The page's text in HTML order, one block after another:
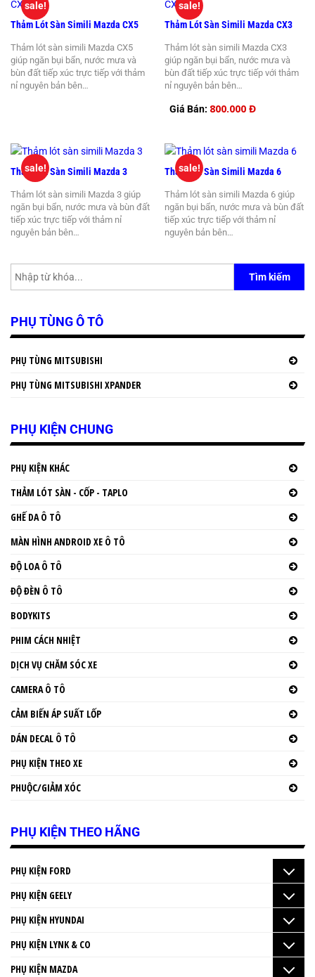
Thảm Lót Sàn Simili Mazda CX5
Thảm lót sàn simili Mazda CX5
giúp ngăn bụi bẩn, nước mưa và
bùn đất tiếp xúc trực tiếp với thảm
nỉ nguyên bản bên…
sale!
Thảm Lót Sàn Simili Mazda CX3
Thảm lót sàn simili Mazda CX3
giúp ngăn bụi bẩn, nước mưa và
bùn đất tiếp xúc trực tiếp với thảm
nỉ nguyên bản bên…
Giá Bán: 800.000 Đ
sale!
Thảm Lót Sàn Simili Mazda 3
Thảm lót sàn simili Mazda 3 giúp
ngăn bụi bẩn, nước mưa và bùn đất
tiếp xúc trực tiếp với thảm nỉ
nguyên bản bên…
sale! Thảm Lót Sàn Simili Mazda 6
Thảm lót sàn simili Mazda 6 giúp
ngăn bụi bẩn, nước mưa và bùn đất
tiếp xúc trực tiếp với thảm nỉ
nguyên bản bên…
sale!
Tìm kiếm
PHỤ TÙNG Ô TÔ
PHỤ TÙNG MITSUBISHI
PHỤ TÙNG MITSUBISHI XPANDER
PHỤ KIỆN CHUNG
PHỤ KIỆN KHÁC
THẢM LÓT SÀN - CỐP - TAPLO
GHẾ DA Ô TÔ
MÀN HÌNH ANDROID XE Ô TÔ
ĐỘ LOA Ô TÔ
ĐỘ ĐÈN Ô TÔ
BODYKITS
PHIM CÁCH NHIỆT
DỊCH VỤ CHĂM SÓC XE
CAMERA Ô TÔ
CẢM BIẾN ÁP SUẤT LỐP
DÁN DECAL Ô TÔ
PHỤ KIỆN THEO XE
PHUỘC/GIẢM XÓC
PHỤ KIỆN THEO HÃNG
PHỤ KIỆN FORD
PHỤ KIỆN GEELY
PHỤ KIỆN HYUNDAI
PHỤ KIỆN LYNK & CO
PHỤ KIỆN MAZDA